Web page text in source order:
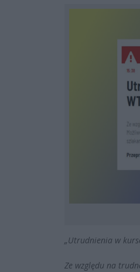
„Utrudnienia w
Ze względu na